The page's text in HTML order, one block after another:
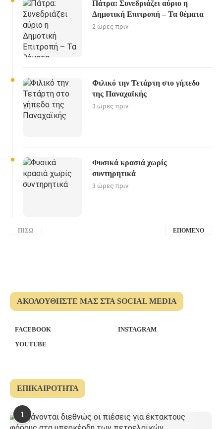
Πάτρα: Συνεδριάζει αύριο η
Δημοτική Επιτροπή – Τα θέματα
2 ώρες πριν
Φιλικό την Τετάρτη στο γήπεδο
της Παναχαϊκής
3 ώρες πριν
Φυσικά κρασιά χωρίς
συντηρητικά
3 ώρες πριν
ΠΊΣΩ ΕΠΌΜΕΝΟ
ΑΚΟΛΟΥΘΉΣΤΕ ΜΑΣ ΣΤΑ SOCIAL MEDIA
FACEBOOK
INSTAGRAM
YOUTUBE
ΕΠΙΚΑΙΡΌΤΗΤΑ
1